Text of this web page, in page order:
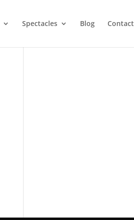
Spectacles Blog Contact